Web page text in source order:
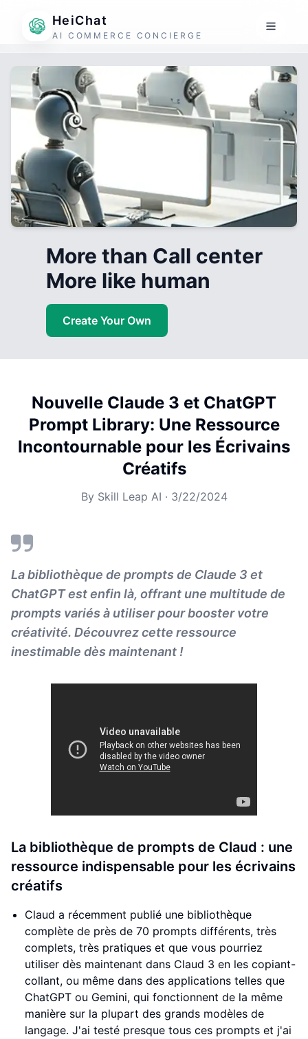
HeiChat
AI COMMERCE CONCIERGE
More than Call center
More like human
Create Your Own
Nouvelle Claude 3 et ChatGPT
Prompt Library: Une Ressource
Incontournable pour les Écrivains
Créatifs
By Skill Leap AI · 3/22/2024
La bibliothèque de prompts de Claude 3 et
ChatGPT est enfin là, offrant une multitude de
prompts variés à utiliser pour booster votre
créativité. Découvrez cette ressource
inestimable dès maintenant !
La bibliothèque de prompts de Claud : une
ressource indispensable pour les écrivains
créatifs
Claud a récemment publié une bibliothèque
complète de près de 70 prompts différents, très
complets, très pratiques et que vous pourriez
utiliser dès maintenant dans Claud 3 en les copiant-
collant, ou même dans des applications telles que
ChatGPT ou Gemini, qui fonctionnent de la même
manière sur la plupart des grands modèles de
langage. J'ai testé presque tous ces prompts et j'ai